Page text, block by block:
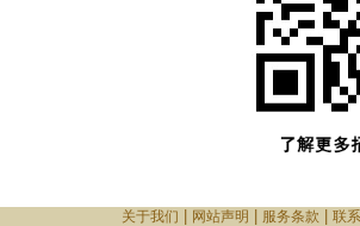
关于我们 网站声明 服务条款
联